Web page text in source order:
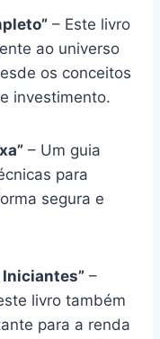
– Este livro
ao universo
os conceitos
investimento.
– Um guia
para
segura e
Iniciantes” –
livro também
para a renda